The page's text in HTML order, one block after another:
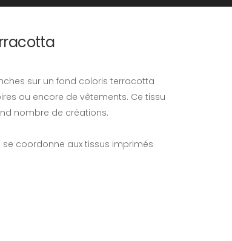
sur un fond coloris terracotta
ou encore de vêtements. Ce tissu
nombre de créations.
coordonne aux tissus imprimés